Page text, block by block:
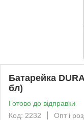
Батарейка
бл)
Готово до відправки
Код: 2232
Опт і